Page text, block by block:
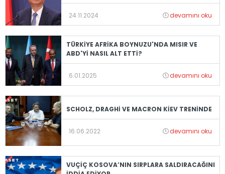
24.11.2024 devamını oku
TÜRKİYE AFRİKA BOYNUZU'NDA MISIR VE
ABD'Yİ NASIL ALT ETTİ?
6.01.2025 devamını oku
SCHOLZ, DRAGHİ VE MACRON KİEV TRENİNDE
16.06.2022 devamını oku
VUÇİÇ KOSOVA’NIN SIRPLARA SALDIRACAĞINI